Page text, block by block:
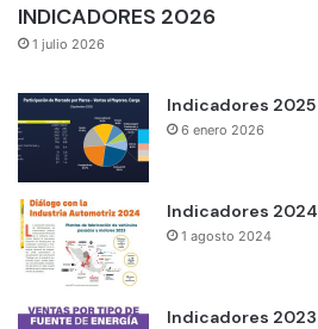
INDICADORES 2026
1 julio 2026
Indicadores 2025
6 enero 2026
Indicadores 2024
1 agosto 2024
Indicadores 2023